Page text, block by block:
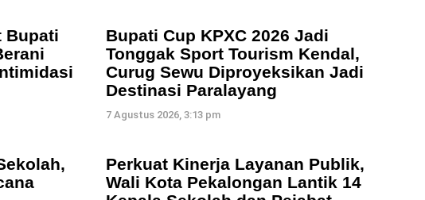
Bupati
Bupati Cup KPXC 2026 Jadi
Tonggak Sport Tourism Kendal,
Curug Sewu Diproyeksikan Jadi
Destinasi Paralayang
7 Agustus 2026, 3:13 pm
Perkuat Kinerja Layanan Publik,
Wali Kota Pekalongan Lantik 14